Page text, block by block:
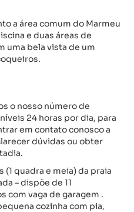
a área comum do Marmeu
e duas áreas de
uma bela vista de um
o nosso número de
24 horas por dia, para
em contato conosco a
dúvidas ou obter
quadra e meia) da praia
– dispõe de 11
com vaga de garagem .
cozinha com pia,